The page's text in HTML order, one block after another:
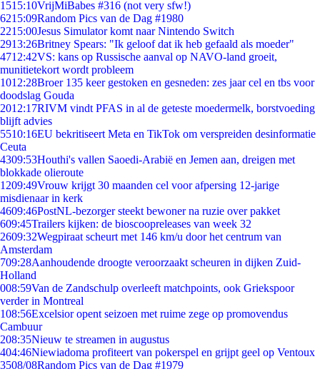
1515:10VrijMiBabes #316 (not very sfw!)
6215:09Random Pics van de Dag #1980
2215:00Jesus Simulator komt naar Nintendo Switch
2913:26Britney Spears: "Ik geloof dat ik heb gefaald als moeder"
4712:42VS: kans op Russische aanval op NAVO-land groeit,
munitietekort wordt probleem
1012:28Broer 135 keer gestoken en gesneden: zes jaar cel en tbs voor
doodslag Gouda
2012:17RIVM vindt PFAS in al de geteste moedermelk, borstvoeding
blijft advies
5510:16EU bekritiseert Meta en TikTok om verspreiden desinformatie
Ceuta
4309:53Houthi's vallen Saoedi-Arabië en Jemen aan, dreigen met
blokkade olieroute
1209:49Vrouw krijgt 30 maanden cel voor afpersing 12-jarige
misdienaar in kerk
4609:46PostNL-bezorger steekt bewoner na ruzie over pakket
609:45Trailers kijken: de bioscoopreleases van week 32
2609:32Wegpiraat scheurt met 146 km/u door het centrum van
Amsterdam
709:28Aanhoudende droogte veroorzaakt scheuren in dijken Zuid-
Holland
008:59Van de Zandschulp overleeft matchpoints, ook Griekspoor
verder in Montreal
108:56Excelsior opent seizoen met ruime zege op promovendus
Cambuur
208:35Nieuw te streamen in augustus
404:46Niewiadoma profiteert van pokerspel en grijpt geel op Ventoux
3508/08Random Pics van de Dag #1979